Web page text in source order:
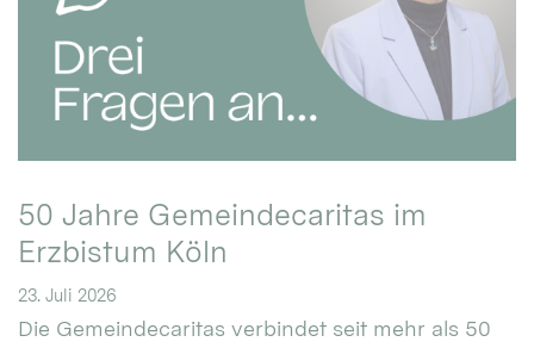
50 Jahre Gemeindecaritas im
Erzbistum Köln
23. Juli 2026
Die Gemeindecaritas verbindet seit mehr als 50